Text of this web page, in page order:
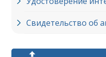
Свидетельство об